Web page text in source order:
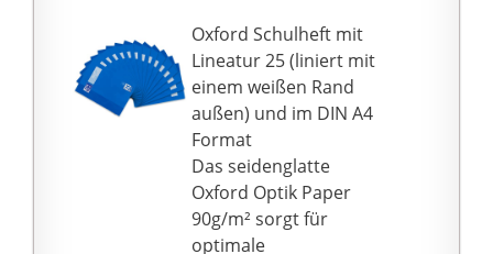
mit dem EU-Ecolabel
Oxford Schulheft mit
Lineatur 25 (liniert mit
einem weißen Rand
außen) und im DIN A4
Format
Das seidenglatte
Oxford Optik Paper
90g/m² sorgt für
optimale